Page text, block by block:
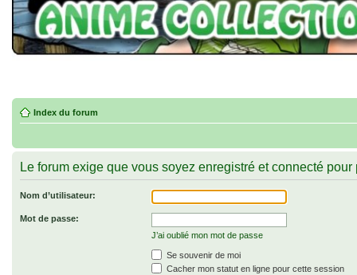
Index du forum
Le forum exige que vous soyez enregistré et connecté
Nom d’utilisateur:
Mot de passe:
J’ai oublié mon mot de passe
Se souvenir de moi
Cacher mon statut en ligne pour cette session